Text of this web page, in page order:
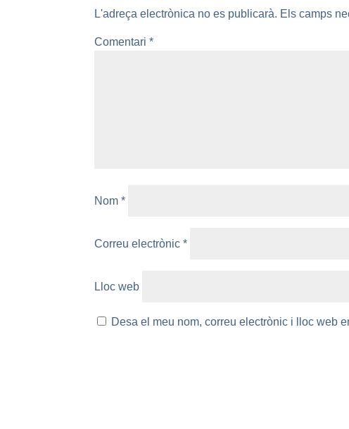
L'adreça electrònica no es publicarà. Els camps
Comentari*
Nom*
Correu electrònic*
Lloc web
Desa el meu nom, correu electrònic i lloc web